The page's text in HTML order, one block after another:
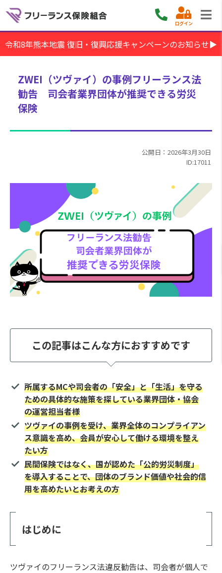
ログイン
令和8年熊本地震 復旧・復興応援キャンペーンのお知らせ▶
ZWEI（ツヴァイ）の事例フリーランス法
勧告 司会者業界団体が推奨できる労災
保険
公開日：2026年3月30日
ID:17011
この記事はこんな方におすすめです
所属するMCや司会者の「安全」と「生活」を守る
ための具体的な施策を探している業界団体・協会
の運営担当者様
ツヴァイの事例を受け、業界全体のコンプライアン
ス意識を高め、会員が安心して働ける環境を整え
たい方
民間保険ではなく、国が認めた「公的労災制度」
を導入することで、団体のブランド価値や社会的信
用を高めたいとお考えの方
はじめに
ツヴァイのフリーランス法違反勧告は、司会者が個人で